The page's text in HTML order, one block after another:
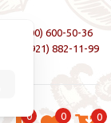
8 (800) 600-50-36
+7 (921) 882-11-99
0 0 0